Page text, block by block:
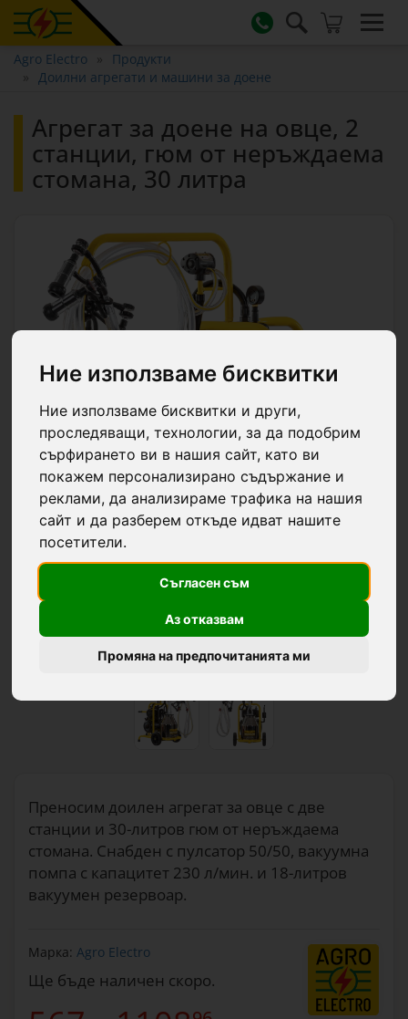
Ние използваме бисквитки
Ние използваме бисквитки и други,
проследяващи, технологии, за да подобрим
сърфирането ви в нашия сайт, като ви
покажем персонализирано съдържание и
реклами, да анализираме трафика на нашия
сайт и да разберем откъде идват нашите
посетители.
Съгласен съм
Аз отказвам
Промяна на предпочитанията ми
Agro Electro
Продукти
Доилни агрегати и машини за доене
Агрегат за доене на овце, 2
станции, гюм от неръждаема
стомана, 30 литра
Преносим доилен агрегат за овце с две
станции и 30-литров гюм от неръждаема
стомана. Снабден с пулсатор 50/50, вакуумна
помпа с капацитет 230 л/мин. и 18-литров
вакуумен резервоар.
Марка: Agro Electro
Ще бъде наличен скоро.